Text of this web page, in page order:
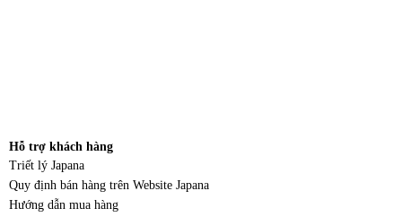
Hỗ trợ khách hàng
Triết lý Japana
Quy định bán hàng trên Website Japana
Hướng dẫn mua hàng